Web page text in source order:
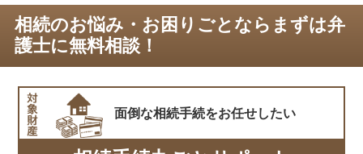
相続のお悩み・お困りごとならまずは弁
護士に無料相談！
面倒な相続手続をお任せしたい